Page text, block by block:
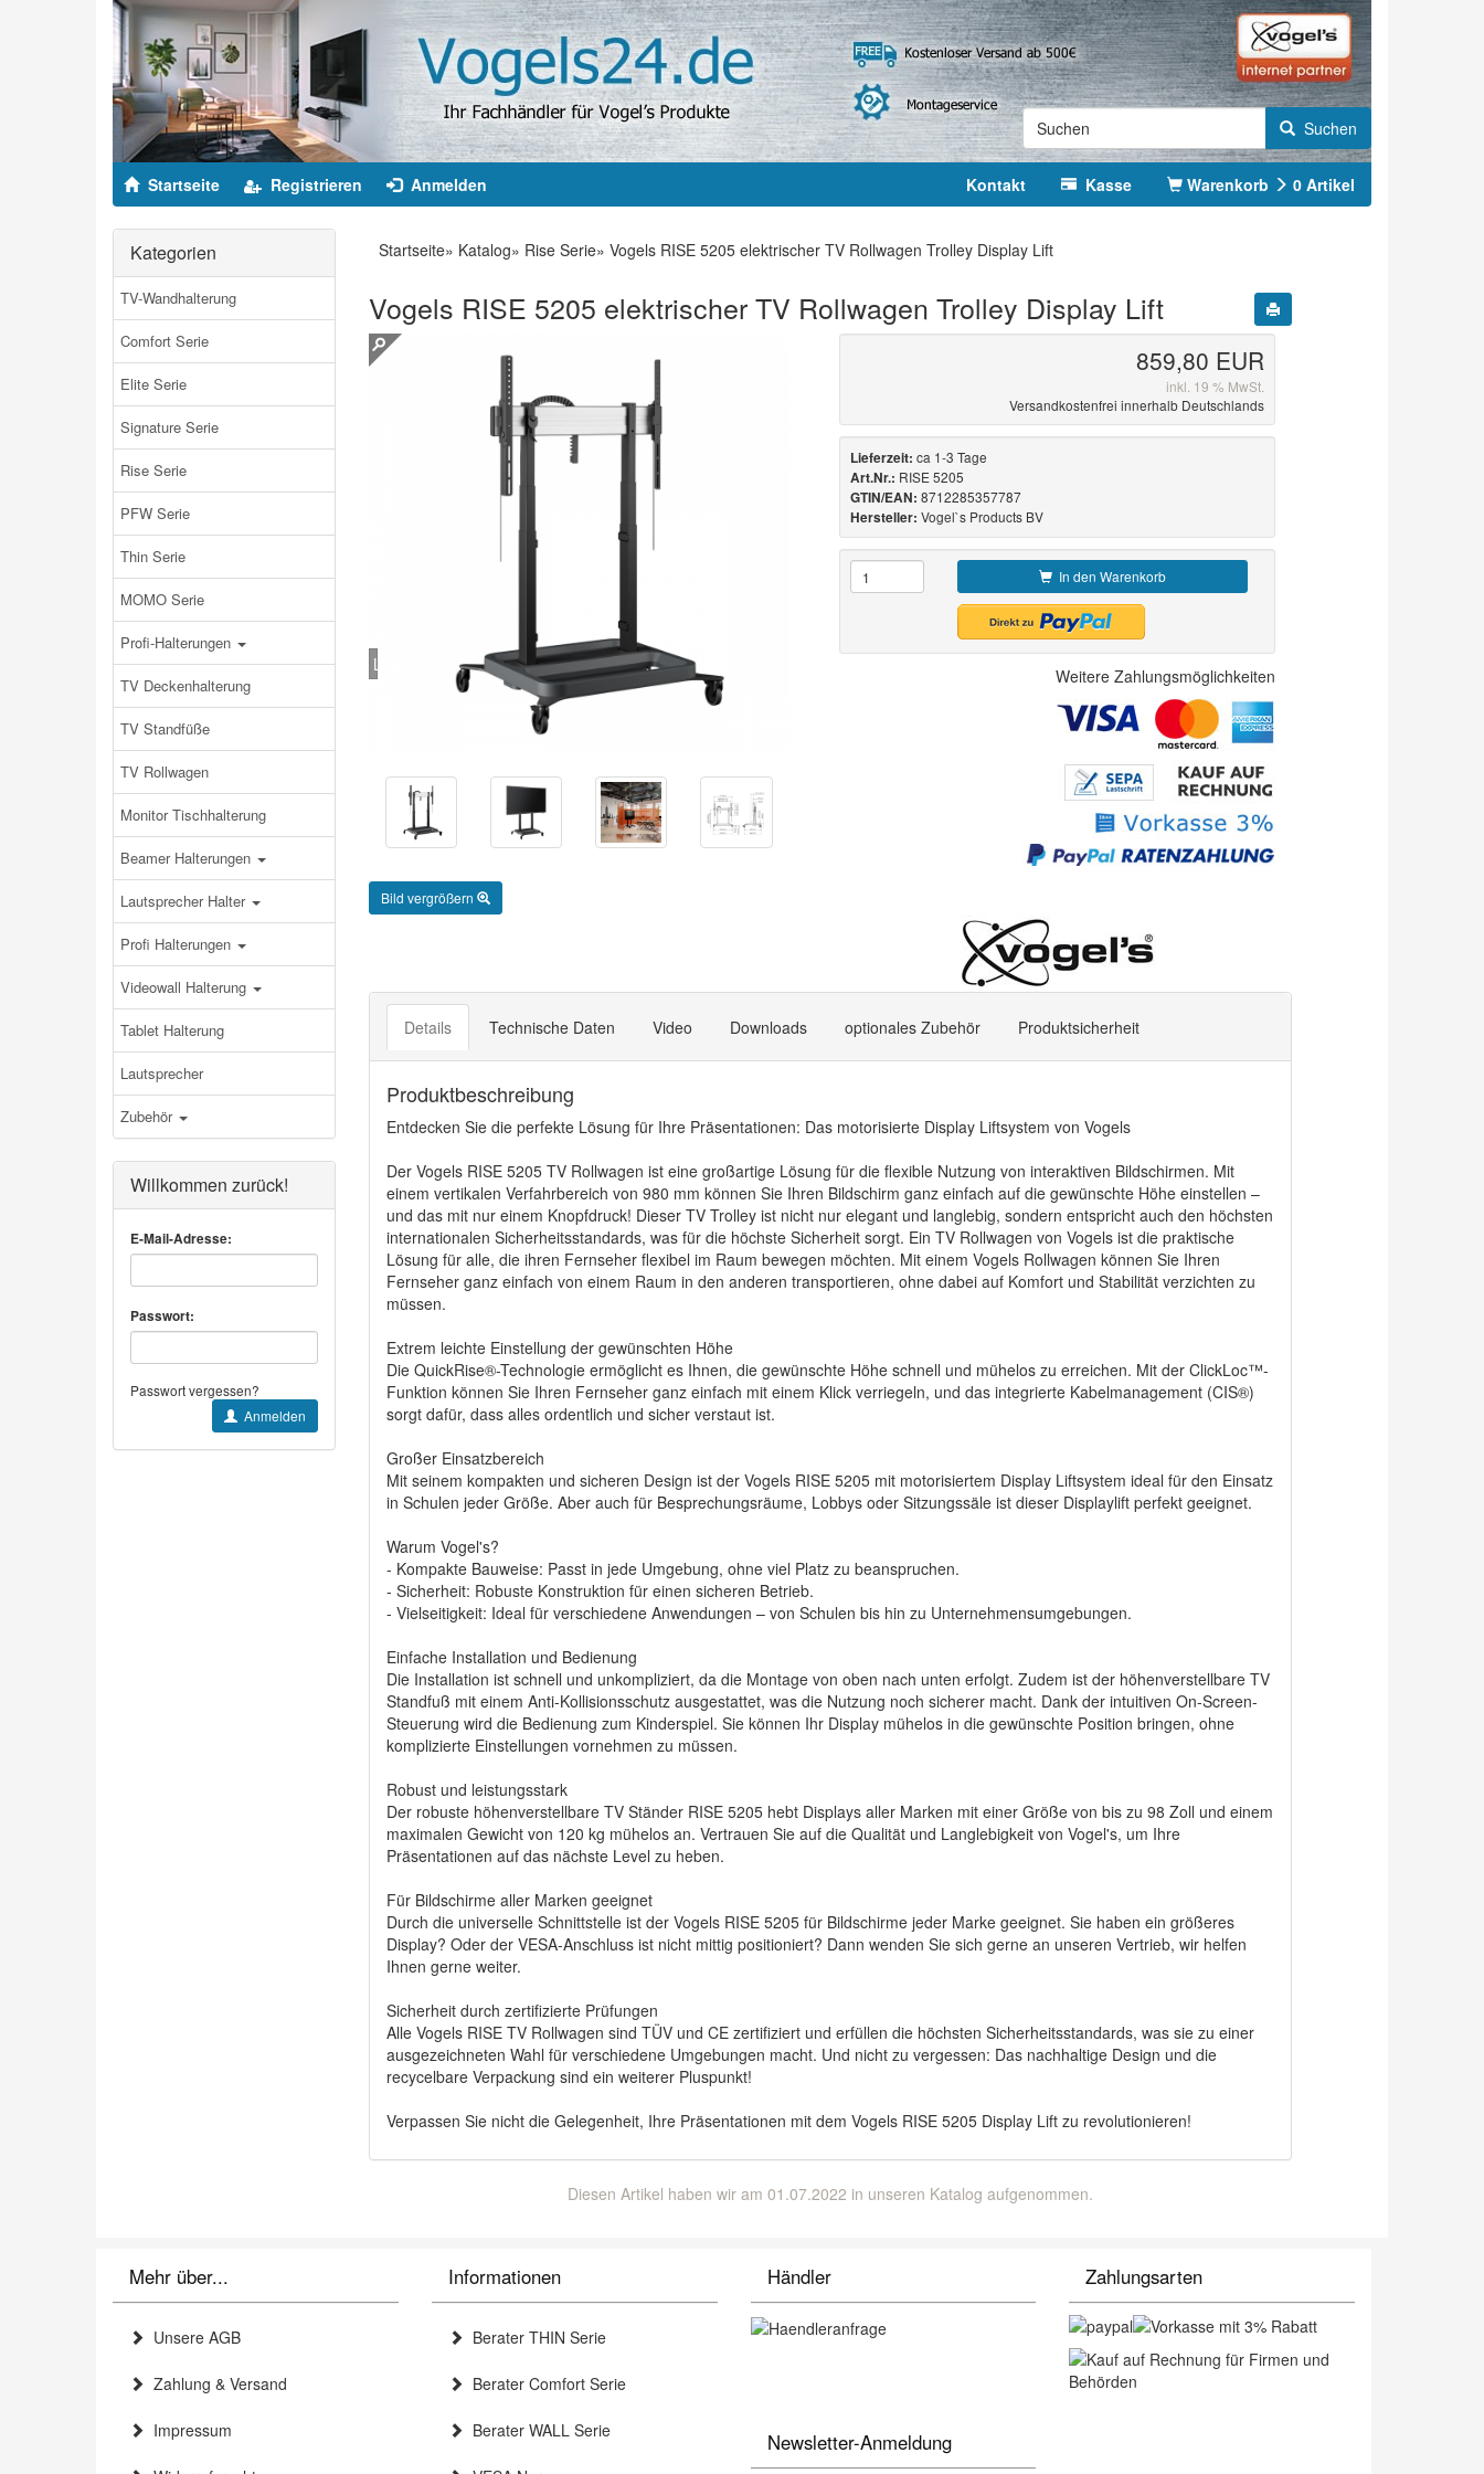
Startseite Registrieren Anmelden Kontakt Kasse Warenkorb 0 Artikel
Suchen
Kategorien
TV-Wandhalterung
Comfort Serie
Elite Serie
Signature Serie
Rise Serie
PFW Serie
Thin Serie
MOMO Serie
Profi-Halterungen
TV Deckenhalterung
TV Standfüße
TV Rollwagen
Monitor Tischhalterung
Beamer Halterungen
Lautsprecher Halter
Profi Halterungen
Videowall Halterung
Tablet Halterung
Lautsprecher
Zubehör
Willkommen zurück!
E-Mail-Adresse:
Passwort:
Passwort vergessen?
Anmelden
Startseite» Katalog» Rise Serie» Vogels RISE 5205 elektrischer TV Rollwagen Trolley Display Lift
Vogels RISE 5205 elektrischer TV Rollwagen Trolley Display Lift
Loading...
Bild vergrößern
859,80 EUR
inkl. 19 % MwSt.
Versandkostenfrei innerhalb Deutschlands
Lieferzeit: ca 1-3 Tage
Art.Nr.: RISE 5205
GTIN/EAN: 8712285357787
Hersteller: Vogel`s Products BV
In den Warenkorb
Weitere Zahlungsmöglichkeiten
Details Technische Daten Video Downloads optionales Zubehör Produktsicherheit
Produktbeschreibung
Entdecken Sie die perfekte Lösung für Ihre Präsentationen: Das motorisierte Display Liftsystem von Vogels
Der Vogels RISE 5205 TV Rollwagen ist eine großartige Lösung für die flexible Nutzung von interaktiven Bildschirmen. Mit
einem vertikalen Verfahrbereich von 980 mm können Sie Ihren Bildschirm ganz einfach auf die gewünschte Höhe einstellen –
und das mit nur einem Knopfdruck! Dieser TV Trolley ist nicht nur elegant und langlebig, sondern entspricht auch den höchsten
internationalen Sicherheitsstandards, was für die höchste Sicherheit sorgt. Ein TV Rollwagen von Vogels ist die praktische
Lösung für alle, die ihren Fernseher flexibel im Raum bewegen möchten. Mit einem Vogels Rollwagen können Sie Ihren
Fernseher ganz einfach von einem Raum in den anderen transportieren, ohne dabei auf Komfort und Stabilität verzichten zu
müssen.
Extrem leichte Einstellung der gewünschten Höhe
Die QuickRise®-Technologie ermöglicht es Ihnen, die gewünschte Höhe schnell und mühelos zu erreichen. Mit der ClickLoc™-
Funktion können Sie Ihren Fernseher ganz einfach mit einem Klick verriegeln, und das integrierte Kabelmanagement (CIS®)
sorgt dafür, dass alles ordentlich und sicher verstaut ist.
Großer Einsatzbereich
Mit seinem kompakten und sicheren Design ist der Vogels RISE 5205 mit motorisiertem Display Liftsystem ideal für den Einsatz
in Schulen jeder Größe. Aber auch für Besprechungsräume, Lobbys oder Sitzungssäle ist dieser Displaylift perfekt geeignet.
Warum Vogel's?
- Kompakte Bauweise: Passt in jede Umgebung, ohne viel Platz zu beanspruchen.
- Sicherheit: Robuste Konstruktion für einen sicheren Betrieb.
- Vielseitigkeit: Ideal für verschiedene Anwendungen – von Schulen bis hin zu Unternehmensumgebungen.
Einfache Installation und Bedienung
Die Installation ist schnell und unkompliziert, da die Montage von oben nach unten erfolgt. Zudem ist der höhenverstellbare TV
Standfuß mit einem Anti-Kollisionsschutz ausgestattet, was die Nutzung noch sicherer macht. Dank der intuitiven On-Screen-
Steuerung wird die Bedienung zum Kinderspiel. Sie können Ihr Display mühelos in die gewünschte Position bringen, ohne
komplizierte Einstellungen vornehmen zu müssen.
Robust und leistungsstark
Der robuste höhenverstellbare TV Ständer RISE 5205 hebt Displays aller Marken mit einer Größe von bis zu 98 Zoll und einem
maximalen Gewicht von 120 kg mühelos an. Vertrauen Sie auf die Qualität und Langlebigkeit von Vogel's, um Ihre
Präsentationen auf das nächste Level zu heben.
Für Bildschirme aller Marken geeignet
Durch die universelle Schnittstelle ist der Vogels RISE 5205 für Bildschirme jeder Marke geeignet. Sie haben ein größeres
Display? Oder der VESA-Anschluss ist nicht mittig positioniert? Dann wenden Sie sich gerne an unseren Vertrieb, wir helfen
Ihnen gerne weiter.
Sicherheit durch zertifizierte Prüfungen
Alle Vogels RISE TV Rollwagen sind TÜV und CE zertifiziert und erfüllen die höchsten Sicherheitsstandards, was sie zu einer
ausgezeichneten Wahl für verschiedene Umgebungen macht. Und nicht zu vergessen: Das nachhaltige Design und die
recycelbare Verpackung sind ein weiterer Pluspunkt!
Verpassen Sie nicht die Gelegenheit, Ihre Präsentationen mit dem Vogels RISE 5205 Display Lift zu revolutionieren!
Diesen Artikel haben wir am 01.07.2022 in unseren Katalog aufgenommen.
Mehr über...
Unsere AGB
Zahlung & Versand
Impressum
Informationen
Berater THIN Serie
Berater Comfort Serie
Berater WALL Serie
Händler Zahlungsarten
Newsletter-Anmeldung